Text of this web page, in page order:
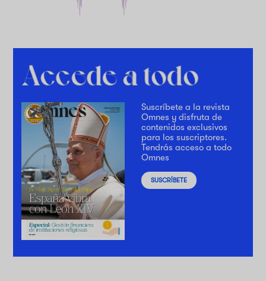
Suscríbete a la revista
Omnes y disfruta de
contenidos exclusivos
para los suscriptores.
Tendrás acceso a todo
Omnes
SUSCRÍBETE